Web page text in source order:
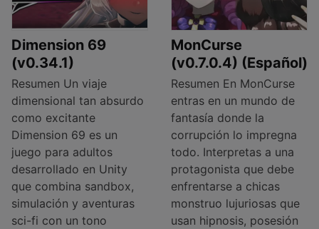
Dimension 69
(v0.34.1)
Resumen Un viaje
dimensional tan absurdo
como excitante
Dimension 69 es un
juego para adultos
desarrollado en Unity
que combina sandbox,
simulación y aventuras
sci-fi con un tono
MonCurse
(v0.7.0.4) (Español)
Resumen En MonCurse
entras en un mundo de
fantasía donde la
corrupción lo impregna
todo. Interpretas a una
protagonista que debe
enfrentarse a chicas
monstruo lujuriosas que
usan hipnosis, posesión